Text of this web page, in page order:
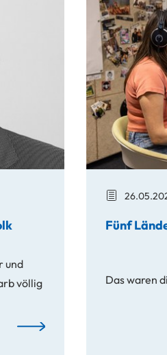
und
völlig
FH St. Pölten trauert um Ewald
Fünf
Das waren